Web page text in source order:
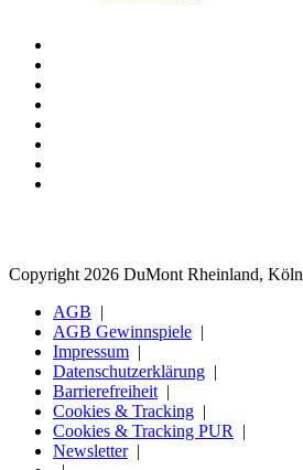
Copyright 2026 DuMont Rheinland, Köln
AGB
AGB Gewinnspiele
Impressum
Datenschutzerklärung
Barrierefreiheit
Cookies & Tracking
Cookies & Tracking PUR
Newsletter